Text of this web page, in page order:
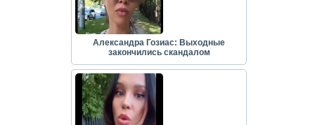
Александра Гозиас: Выходные
закончились скандалом